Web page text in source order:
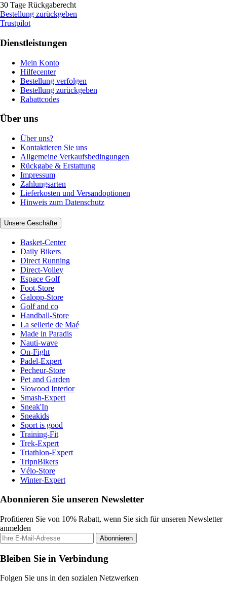
30 Tage Rückgaberecht
Bestellung zurückgeben
Trustpilot
Dienstleistungen
Mein Konto
Hilfecenter
Bestellung verfolgen
Bestellung zurückgeben
Rabattcodes
Über uns
Über uns?
Kontaktieren Sie uns
Allgemeine Verkaufsbedingungen
Rückgabe & Erstattung
Impressum
Zahlungsarten
Lieferkosten und Versandoptionen
Hinweis zum Datenschutz
Unsere Geschäfte
Basket-Center
Daily Bikers
Direct Running
Direct-Volley
Espace Golf
Foot-Store
Galopp-Store
Golf and co
Handball-Store
La sellerie de Maé
Made in Paradis
Nauti-wave
On-Fight
Padel-Expert
Pecheur-Store
Pet and Garden
Slowood Interior
Smash-Expert
Sneak'In
Sneakids
Sport is good
Training-Fit
Trek-Expert
Triathlon-Expert
TripnBikers
Vélo-Store
Winter-Expert
Abonnieren Sie unseren Newsletter
Profitieren Sie von 10% Rabatt, wenn Sie sich für unseren Newsletter
anmelden
Abonnieren
Bleiben Sie in Verbindung
Folgen Sie uns in den sozialen Netzwerken